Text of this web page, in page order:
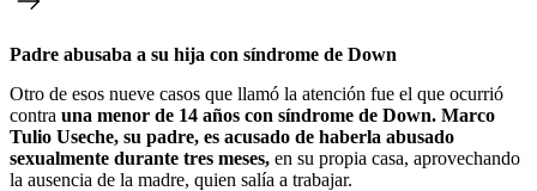
Padre abusaba a su hija con síndrome de Down
Otro de esos nueve casos que llamó la atención fue el que ocurrió
contra una menor de 14 años con síndrome de Down. Marco
Tulio Useche, su padre, es acusado de haberla abusado
sexualmente durante tres meses, en su propia casa, aprovechando
la ausencia de la madre, quien salía a trabajar.